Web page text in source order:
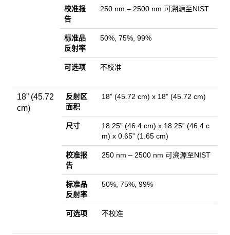
校准报
告
250 nm – 2500 nm 可溯源至NIST
标准品
反射率
50%, 75%, 99%
可选项 不校准
18” (45.72
cm)
反射区
面积
18” (45.72 cm) x 18” (45.72 cm)
尺寸
18.25” (46.4 cm) x 18.25” (46.4 c
m) x 0.65” (1.65 cm)
校准报
告
250 nm – 2500 nm 可溯源至NIST
标准品
反射率
50%, 75%, 99%
可选项 不校准